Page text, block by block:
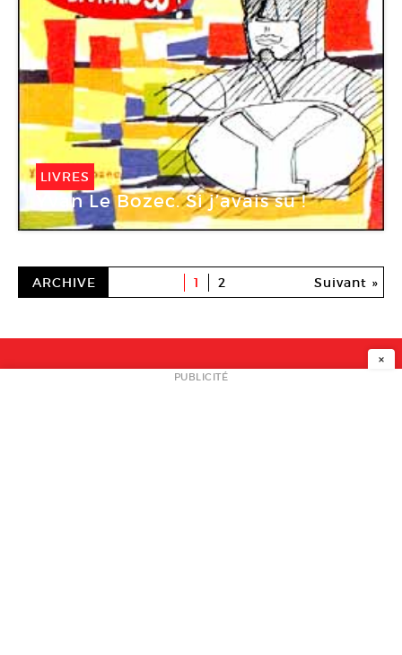
LIVRES
Yvan Le Bozec. Si j’avais su !
ARCHIVE 1 2 Suivant »
NEWSLETTER
×
PUBLICITÉ